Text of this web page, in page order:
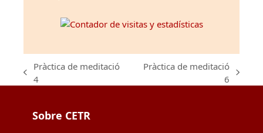
previous
Pràctica de meditació
4
Pràctica de meditació
6
Sobre CETR